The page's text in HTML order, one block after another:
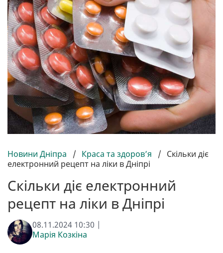
Новини Дніпра / Краса та здоров’я / Скільки діє
електронний рецепт на ліки в Дніпрі
Скільки діє електронний
рецепт на ліки в Дніпрі
08.11.2024 10:30 |
Марія Козкіна